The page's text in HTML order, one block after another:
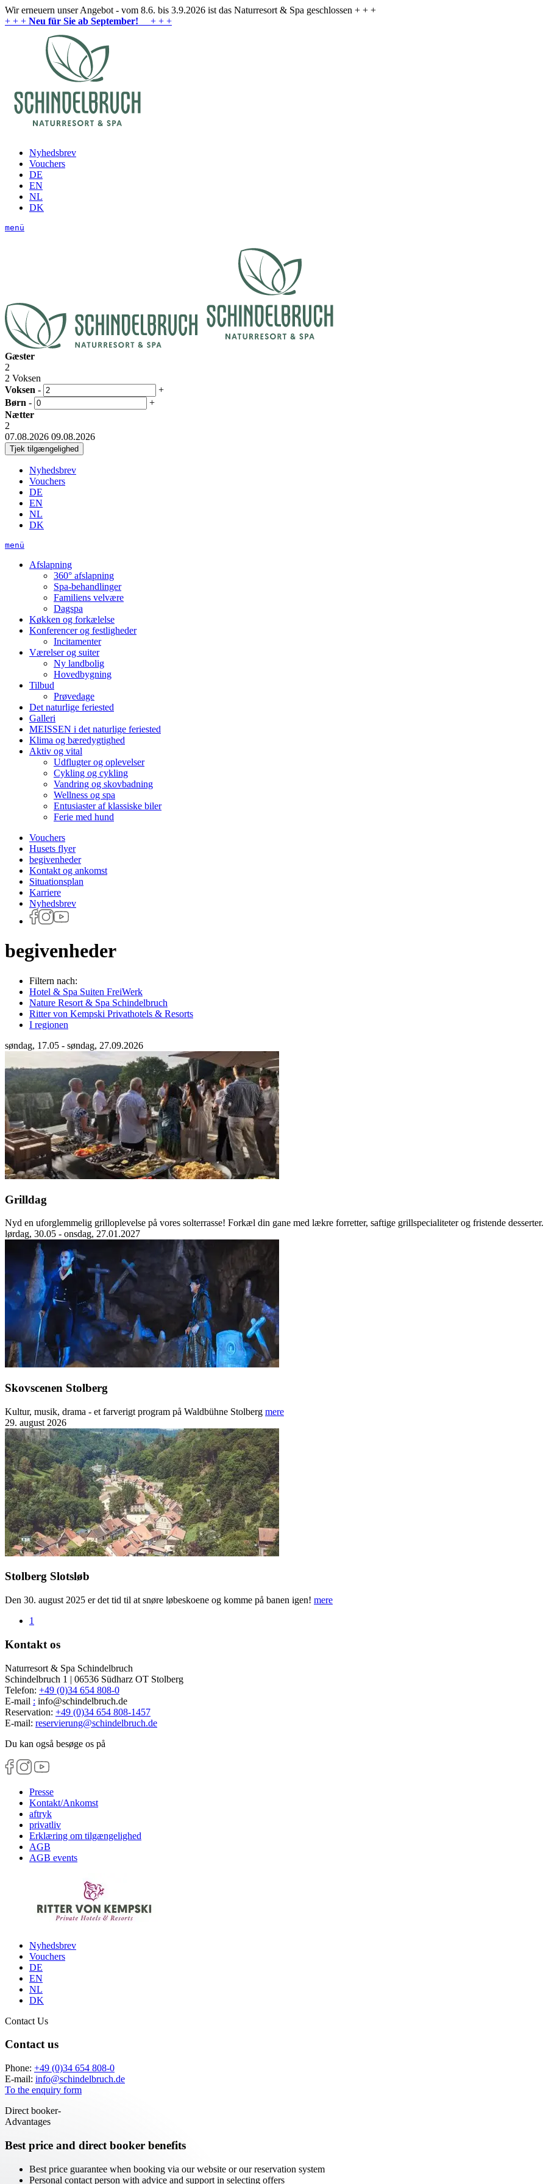
Wir erneuern unser Angebot - vom 8.6. bis 3.9.2026 ist das Naturresort & Spa geschlossen + + +
+ + + Neu für Sie ab September! + + +
Nyhedsbrev
Vouchers
DE
EN
NL
DK
menü
Gæster
2
2 Voksen
Voksen -
+
Børn -
+
Nætter
2
07.08.2026 09.08.2026
Nyhedsbrev
Vouchers
DE
EN
NL
DK
menü
Afslapning
360° afslapning
Spa-behandlinger
Familiens velvære
Dagspa
Køkken og forkælelse
Konferencer og festligheder
Incitamenter
Værelser og suiter
Ny landbolig
Hovedbygning
Tilbud
Prøvedage
Det naturlige feriested
Galleri
MEISSEN i det naturlige feriested
Klima og bæredygtighed
Aktiv og vital
Udflugter og oplevelser
Cykling og cykling
Vandring og skovbadning
Wellness og spa
Entusiaster af klassiske biler
Ferie med hund
Vouchers
Husets flyer
begivenheder
Kontakt og ankomst
Situationsplan
Karriere
Nyhedsbrev
begivenheder
Filtern nach:
Hotel & Spa Suiten FreiWerk
Nature Resort & Spa Schindelbruch
Ritter von Kempski Privathotels & Resorts
I regionen
søndag, 17.05 - søndag, 27.09.2026
Grilldag
Nyd en uforglemmelig grilloplevelse på vores solterrasse! Forkæl din gane med lækre forretter, saftige grillspecialiteter og fristende desserter.
lørdag, 30.05 - onsdag, 27.01.2027
Skovscenen Stolberg
Kultur, musik, drama - et farverigt program på Waldbühne Stolberg mere
29. august 2026
Stolberg Slotsløb
Den 30. august 2025 er det tid til at snøre løbeskoene og komme på banen igen! mere
1
Kontakt os
Naturresort & Spa Schindelbruch
Schindelbruch 1 | 06536 Südharz OT Stolberg
Telefon: +49 (0)34 654 808-0
E-mail : info@schindelbruch.de
Reservation: +49 (0)34 654 808-1457
E-mail: reservierung@schindelbruch.de
Du kan også besøge os på
Presse
Kontakt/Ankomst
aftryk
privatliv
Erklæring om tilgængelighed
AGB
AGB events
Nyhedsbrev
Vouchers
DE
EN
NL
DK
Contact Us
Contact us
Phone: +49 (0)34 654 808-0
E-mail: info@schindelbruch.de
To the enquiry form
Direct booker-
Advantages
Best price and direct booker benefits
Best price guarantee when booking via our website or our reservation system
Personal contact person with advice and support in selecting offers